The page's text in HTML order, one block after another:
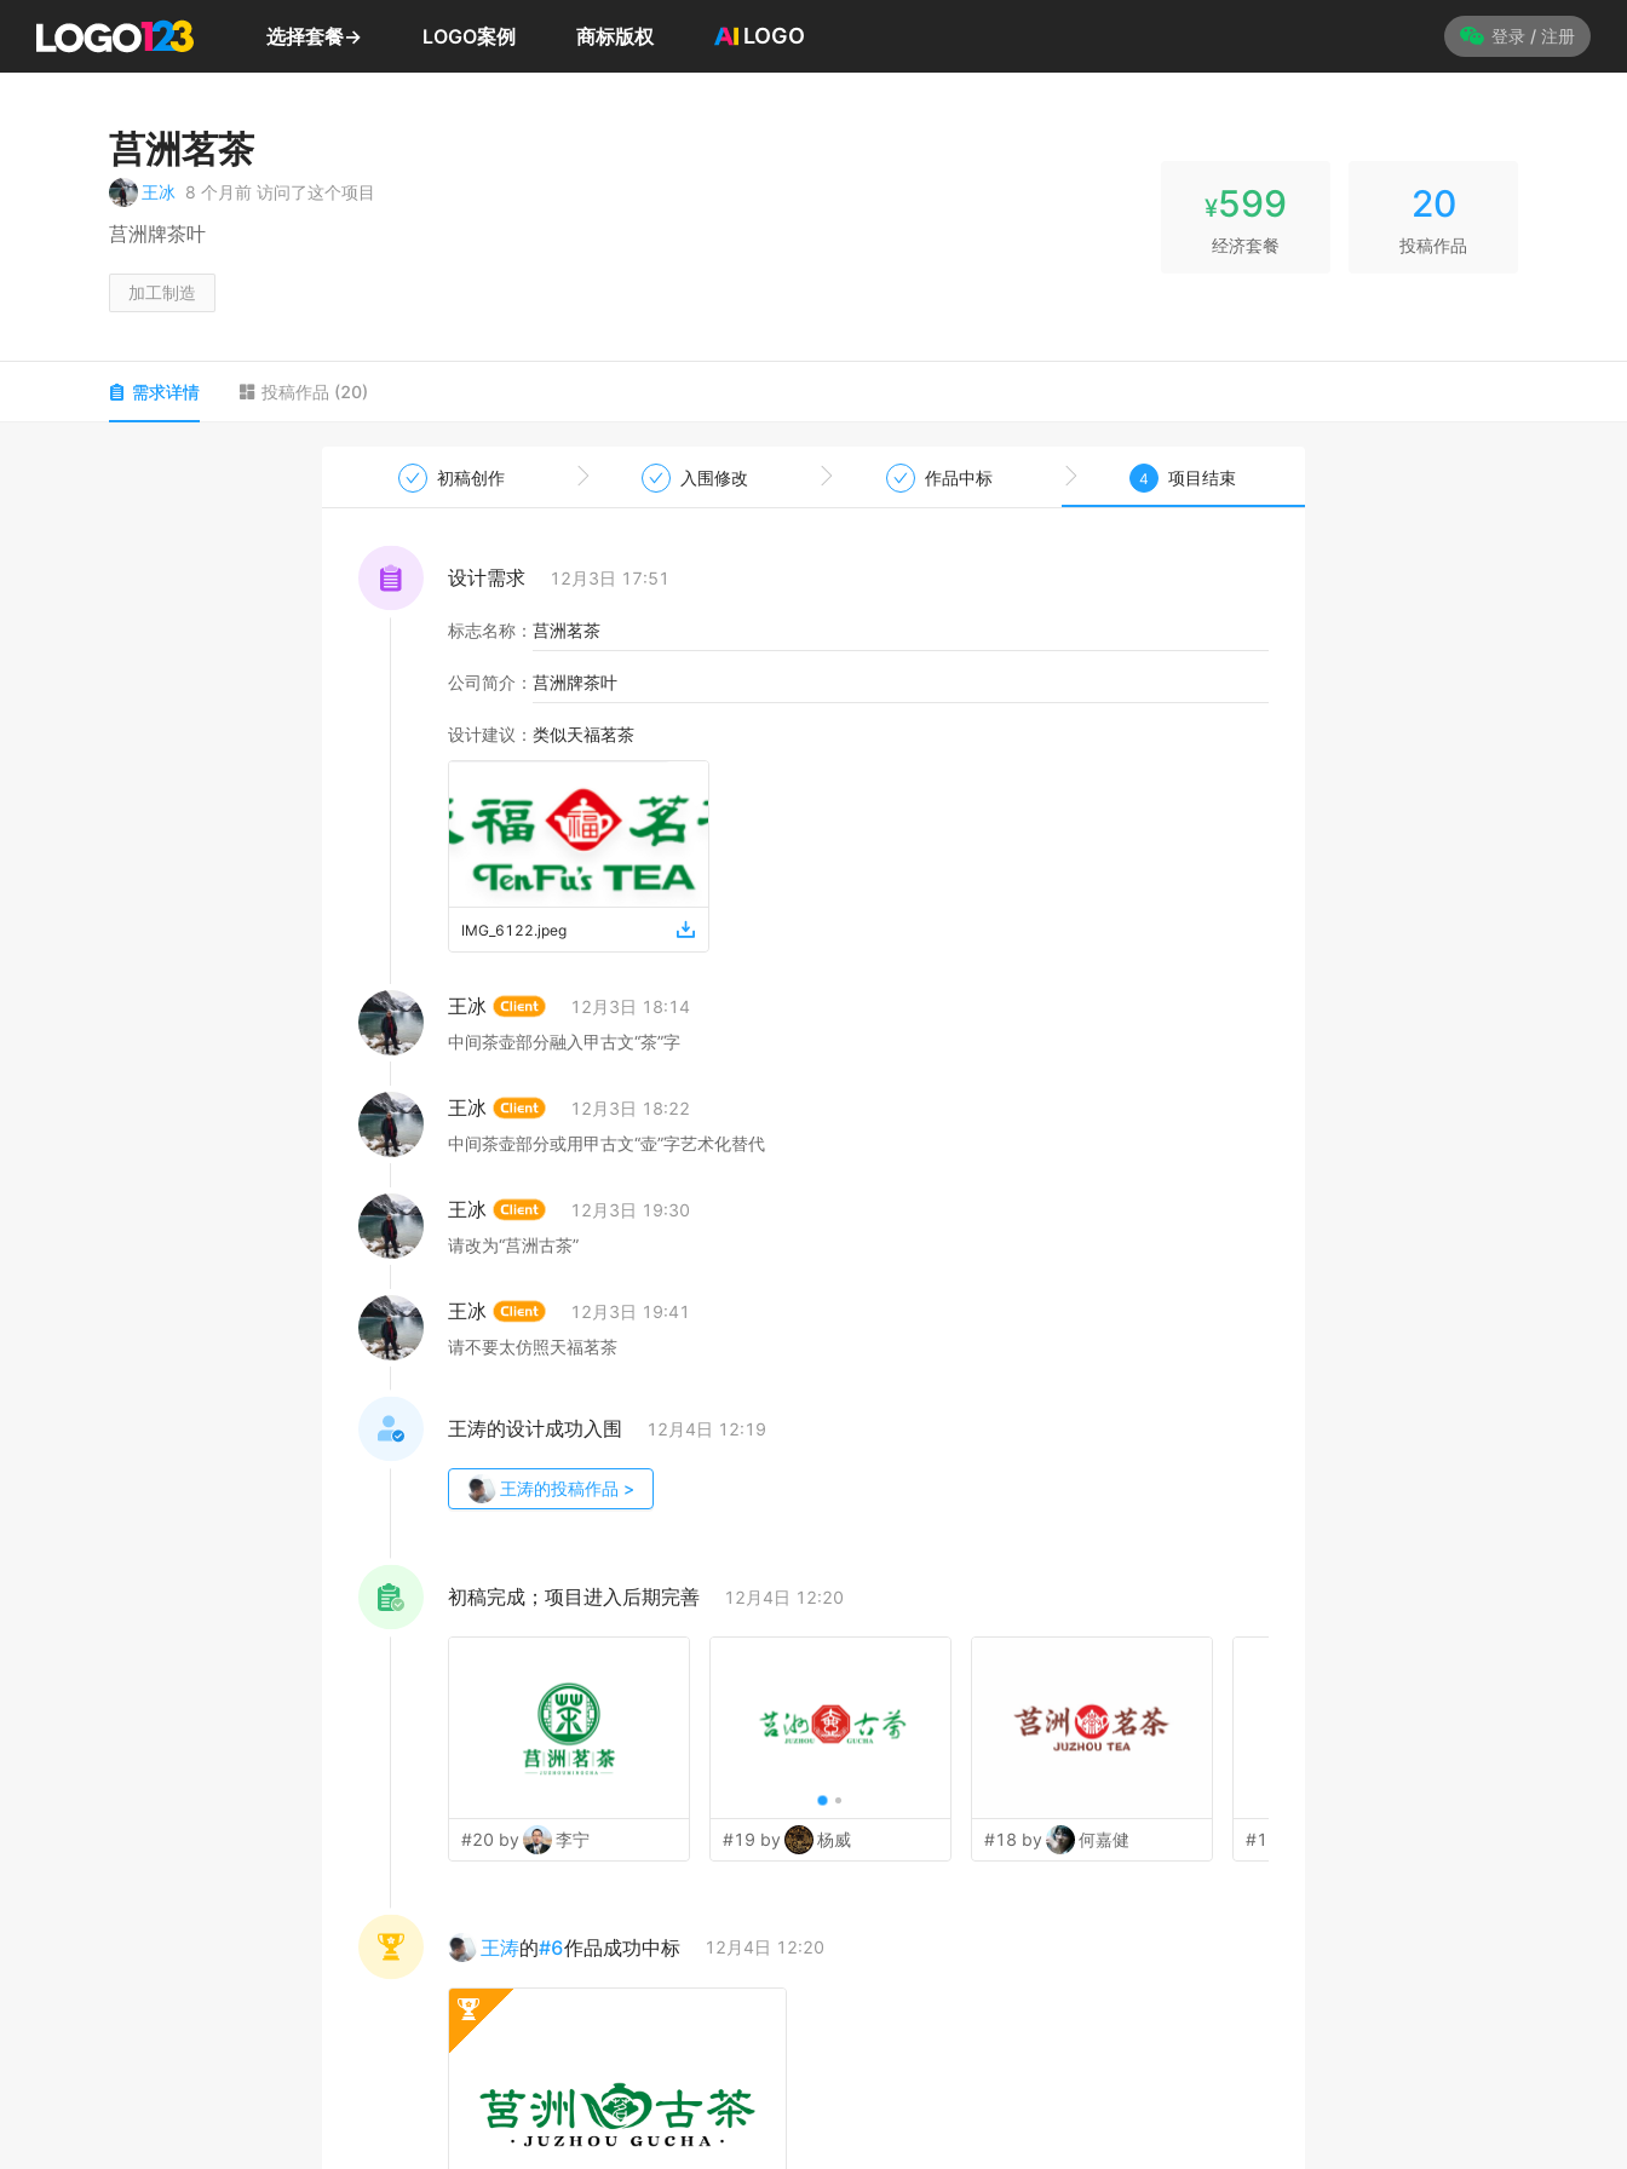
选择套餐→ LOGO案例 商标版权 LOGO 登录 / 注册
莒洲茗茶
王冰 8 个月前 访问了这个项目
莒洲牌茶叶
加工制造
¥599
经济套餐
20
投稿作品
需求详情 投稿作品 (20)
初稿创作 入围修改 作品中标 4 项目结束
设计需求 12月3日 17:51
标志名称 ： 莒洲茗茶
公司简介 ： 莒洲牌茶叶
设计建议 ： 类似天福茗茶
IMG_6122.jpeg
王冰
12月3日 18:14
中间茶壶部分融入甲古文“茶”字
王冰
12月3日 18:22
中间茶壶部分或用甲古文“壶”字艺术化替代
王冰
12月3日 19:30
请改为“莒洲古茶”
王冰
12月3日 19:41
请不要太仿照天福茗茶
王涛的设计成功入围 12月4日 12:19
王涛的投稿作品 >
初稿完成；项目进入后期完善 12月4日 12:20
#20 by 李宁 #19 by 杨威 #18 by 何嘉健 #17 by
王涛的#6作品成功中标 12月4日 12:20